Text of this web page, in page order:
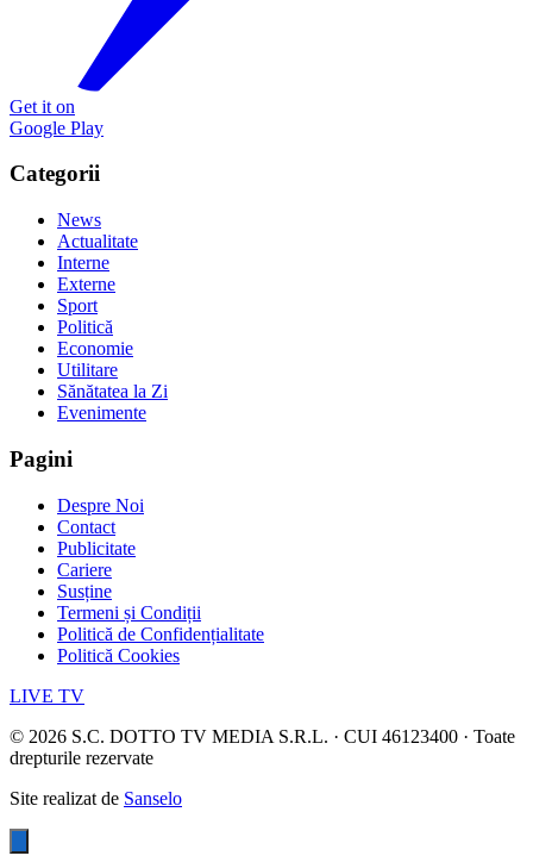
Get it on
Google Play
Categorii
News
Actualitate
Interne
Externe
Sport
Politică
Economie
Utilitare
Sănătatea la Zi
Evenimente
Pagini
Despre Noi
Contact
Publicitate
Cariere
Susține
Termeni și Condiții
Politică de Confidențialitate
Politică Cookies
LIVE TV
© 2026 S.C. DOTTO TV MEDIA S.R.L. · CUI 46123400 · Toate
drepturile rezervate
Site realizat de Sanselo